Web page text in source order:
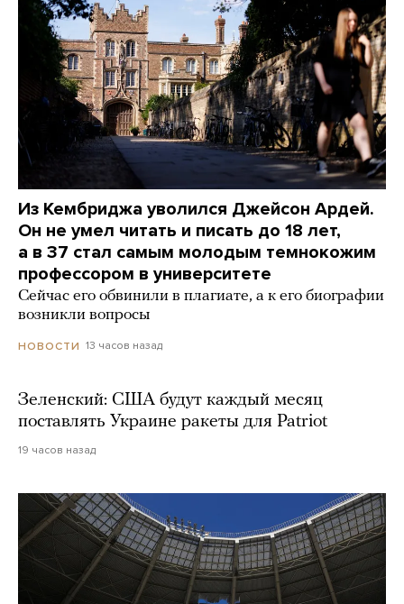
Из Кембриджа уволился Джейсон Ардей.
Он не умел читать и писать до 18 лет,
а в 37 стал самым молодым темнокожим
профессором в университете
Сейчас его обвинили в плагиате, а к его биографии
возникли вопросы
НОВОСТИ 13 часов назад
Зеленский: США будут каждый месяц
поставлять Украине ракеты для Patriot
19 часов назад